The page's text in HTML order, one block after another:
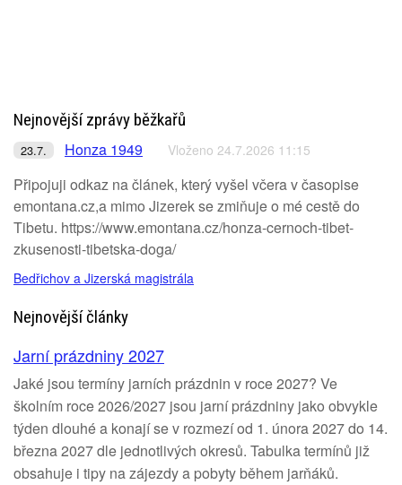
Nejnovější zprávy běžkařů
23.7. Honza 1949 Vloženo 24.7.2026 11:15
Připojuji odkaz na článek, který vyšel včera v časopise
emontana.cz,a mimo Jizerek se zmiňuje o mé cestě do
Tibetu. https://www.emontana.cz/honza-cernoch-tibet-
zkusenosti-tibetska-doga/
Bedřichov a Jizerská magistrála
Nejnovější články
Jarní prázdniny 2027
Jaké jsou termíny jarních prázdnin v roce 2027? Ve
školním roce 2026/2027 jsou jarní prázdniny jako obvykle
týden dlouhé a konají se v rozmezí od 1. února 2027 do 14.
března 2027 dle jednotlivých okresů. Tabulka termínů již
obsahuje i tipy na zájezdy a pobyty během jarňáků.